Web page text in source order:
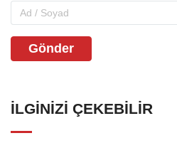
Gönder
İLGINIZI ÇEKEBILIR